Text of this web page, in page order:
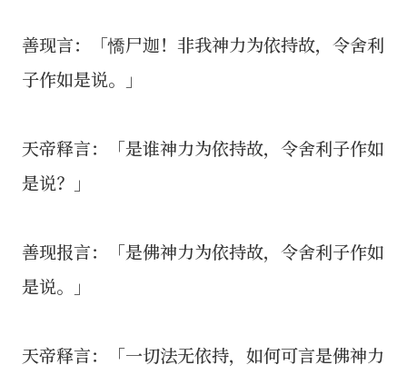
善现言：「憍尸迦！非我神力为依持故，令舍利
子作如是说。」
天帝释言：「是谁神力为依持故，令舍利子作如
是说？」
善现报言：「是佛神力为依持故，令舍利子作如
是说。」
天帝释言：「一切法无依持，如何可言是佛神力